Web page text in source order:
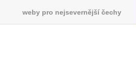
weby pro nejsevernější čechy